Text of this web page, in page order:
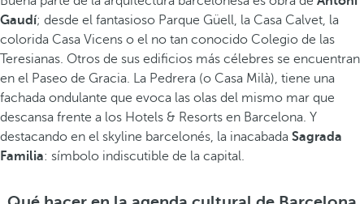
Gaudí; desde el fantasioso Parque Güell, la Casa Calvet, la
colorida Casa Vicens o el no tan conocido Colegio de las
Teresianas. Otros de sus edificios más célebres se encuentran
en el Paseo de Gracia. La Pedrera (o Casa Milà), tiene una
fachada ondulante que evoca las olas del mismo mar que
descansa frente a los Hotels & Resorts en Barcelona. Y
destacando en el skyline barcelonés, la inacabada Sagrada
Familia: símbolo indiscutible de la capital.